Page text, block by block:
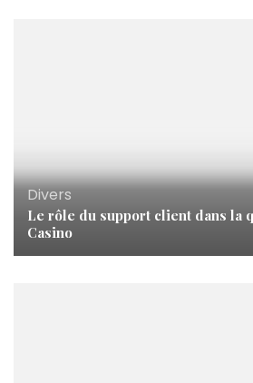
Divers
Le rôle du support client dans la
Casino